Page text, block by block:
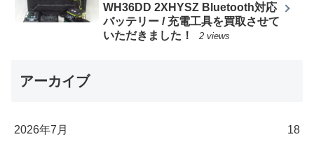
WH36DD 2XHYSZ Bluetooth対応
バッテリー / 充電工具を買取させて
いただきました！
2 views
アーカイブ
2026年7月 18